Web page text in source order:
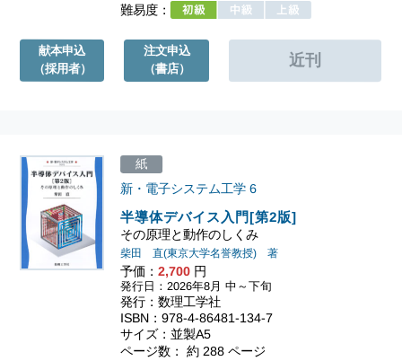
難易度：
献本申込
（採用者）
注文申込
（書店）
半導体デバイス入門[第2版]
その原理と動作のしくみ
新・電子システム工学 6
柴田 直(東京大学名誉教授) 著
予価：2,700 円
紙
発行日：2026年8月 中～下旬
発行：数理工学社
ISBN：978-4-86481-134-7
サイズ：並製A5
ページ数： 約 288 ページ